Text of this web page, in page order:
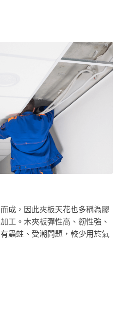
成，因此夾板天花也多稱為膠
工。木夾板彈性高、韌性強、
蟲蛀、受潮問題，較少用於氣